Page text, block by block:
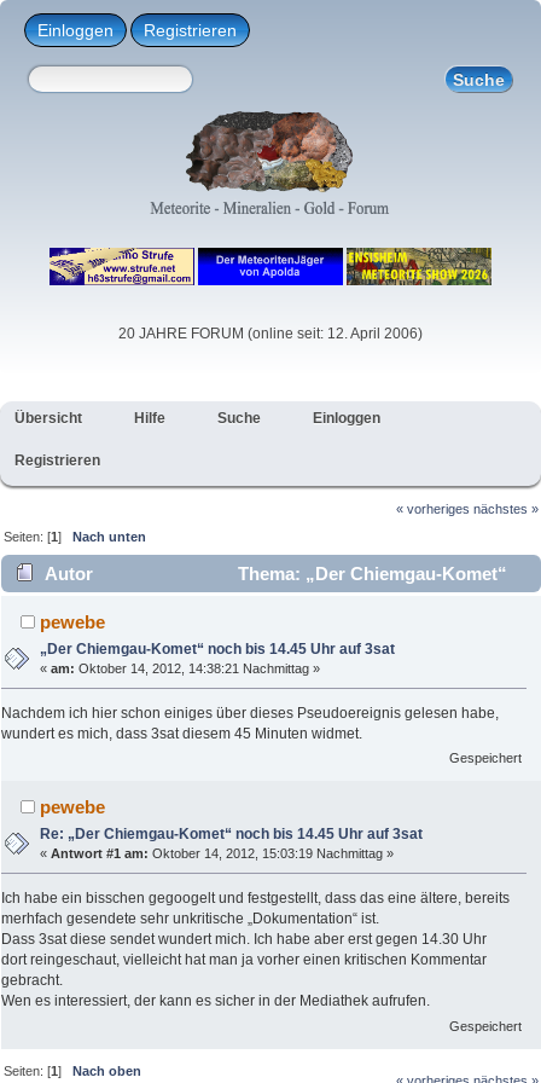
Einloggen Registrieren
20 JAHRE FORUM (online seit: 12. April 2006)
Übersicht Hilfe Suche Einloggen
Registrieren
« vorheriges nächstes »
Seiten: [1]Nach unten
Autor
Thema: „Der Chiemgau-Komet“
noch bis 14.45 Uhr auf 3sat (Gelesen 2108 mal)
pewebe
„Der Chiemgau-Komet“ noch bis 14.45 Uhr auf 3sat
«am: Oktober 14, 2012, 14:38:21 Nachmittag »
Nachdem ich hier schon einiges über dieses Pseudoereignis gelesen habe,
wundert es mich, dass 3sat diesem 45 Minuten widmet.
Gespeichert
pewebe
Re: „Der Chiemgau-Komet“ noch bis 14.45 Uhr auf 3sat
«Antwort #1 am: Oktober 14, 2012, 15:03:19 Nachmittag »
Ich habe ein bisschen gegoogelt und festgestellt, dass das eine ältere, bereits
merhfach gesendete sehr unkritische „Dokumentation“ ist.
Dass 3sat diese sendet wundert mich. Ich habe aber erst gegen 14.30 Uhr
dort reingeschaut, vielleicht hat man ja vorher einen kritischen Kommentar
gebracht.
Wen es interessiert, der kann es sicher in der Mediathek aufrufen.
Gespeichert
Seiten: [1]Nach oben